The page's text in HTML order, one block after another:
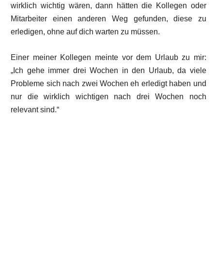
wirklich wichtig wären, dann hätten die Kollegen oder
Mitarbeiter einen anderen Weg gefunden, diese zu
erledigen, ohne auf dich warten zu müssen.
Einer meiner Kollegen meinte vor dem Urlaub zu mir:
„Ich gehe immer drei Wochen in den Urlaub, da viele
Probleme sich nach zwei Wochen eh erledigt haben und
nur die wirklich wichtigen nach drei Wochen noch
relevant sind.“